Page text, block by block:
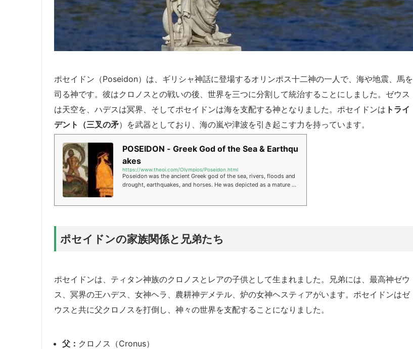
ポセイドン（Poseidon）は、ギリシャ神話に登場するオリンポス十二神の一人で、海や地震、馬を
司る神です。彼はクロノスとの戦いの後、世界を三つに分割して統治することにしました。ゼウス
は天空を、ハデスは冥界、そしてポセイドンは海を支配する神となりました。ポセイドンは トライ
デント（三叉の矛）を武器としており、海の嵐や津波を引き起こす力を持っています。
POSEIDON - Greek God of the Sea & Earthqu
akes
https://www.theoi.com/Olympios/Poseidon.html
Poseidon was the ancient Greek god of the sea, rivers, floods and
drought, earthquakes, and horses. He was depicted as a mature m
ポセイドンの家族関係と兄弟たち
ポセイドンは、ティタン神族のクロノスとレアの子供として生まれました。兄弟には、最高神ゼウ
ス、冥界の王ハデス、女神ヘラ、農耕神デメテル、炉の女神ヘスティアがいます。ポセイドンはゼ
ウスと共に父クロノスを打倒し、神々の世界を支配することになりました。
父： クロノス（Cronus）